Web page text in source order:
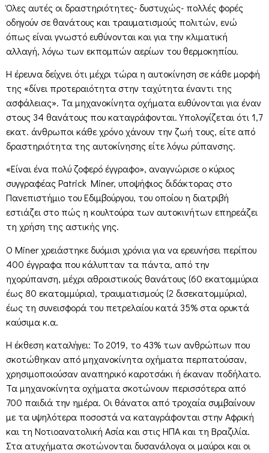
Όλες αυτές οι δραστηριότητες- δυστυχώς- πολλές φορές
οδηγούν σε θανάτους και τραυματισμούς πολιτών, ενώ
όπως είναι γνωστό ευθύνονται και για την κλιματική
αλλαγή, λόγω των εκπομπών αερίων του θερμοκηπίου.
Η έρευνα δείχνει ότι μέχρι τώρα η αυτοκίνηση σε κάθε μορφή
της «δίνει προτεραιότητα στην ταχύτητα έναντι της
ασφάλειας». Τα μηχανοκίνητα οχήματα ευθύνονται για έναν
στους 34 θανάτους που καταγράφονται. Υπολογίζεται ότι 1,7
εκατ. άνθρωποι κάθε χρόνο χάνουν την ζωή τους, είτε από
δραστηριότητα της αυτοκίνησης είτε λόγω ρύπανσης.
«Είναι ένα πολύ ζοφερό έγγραφο», αναγνώρισε ο κύριος
συγγραφέας Patrick Miner, υποψήφιος διδάκτορας στο
Πανεπιστήμιο του Εδιμβούργου, του οποίου η διατριβή
εστιάζει στο πώς η κουλτούρα των αυτοκινήτων επηρεάζει
τη χρήση της αστικής γης.
Ο Miner χρειάστηκε δυόμισι χρόνια για να ερευνήσει περίπου
400 έγγραφα που κάλυπταν τα πάντα, από την
ηχορύπανση, μέχρι αθροιστικούς θανάτους (60 εκατομμύρια
έως 80 εκατομμύρια), τραυματισμούς (2 δισεκατομμύρια),
έως τη συνεισφορά του πετρελαίου κατά 35% στα ορυκτά
καύσιμα κ.α.
Η έκθεση καταλήγει: Το 2019, το 43% των ανθρώπων που
σκοτώθηκαν από μηχανοκίνητα οχήματα περπατούσαν,
χρησιμοποιούσαν αναπηρικό καροτσάκι ή έκαναν ποδήλατο.
Τα μηχανοκίνητα οχήματα σκοτώνουν περισσότερα από
700 παιδιά την ημέρα. Οι θάνατοι από τροχαία συμβαίνουν
με τα υψηλότερα ποσοστά να καταγράφονται στην Αφρική
και τη Νοτιοανατολική Ασία και στις ΗΠΑ και τη Βραζιλία.
Στα ατυχήματα σκοτώνονται δυσανάλογα οι μαύροι και οι